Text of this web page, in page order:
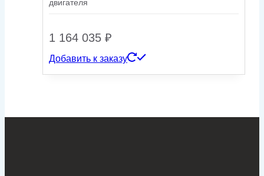
двигателя
1 164 035 ₽
Добавить к заказу